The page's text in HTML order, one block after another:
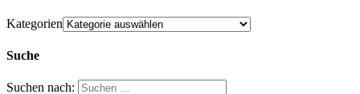
Kategorien
Suche
Suchen nach: